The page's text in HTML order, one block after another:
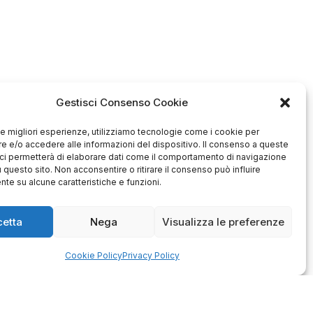
Gestisci Consenso Cookie
migliori esperienze, utilizziamo tecnologie come i cookie per
e/o accedere alle informazioni del dispositivo. Il consenso a queste
permetterà di elaborare dati come il comportamento di navigazione
questo sito. Non acconsentire o ritirare il consenso può influire
su alcune caratteristiche e funzioni.
Nega Visualizza le preferenze
Cookie PolicyPrivacy Policy
Antonio